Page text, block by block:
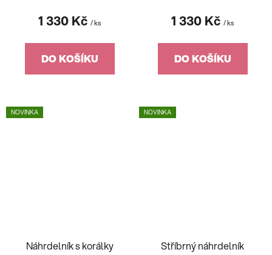
1 330 Kč / ks
DO KOŠÍKU
1 330 Kč / ks
DO KOŠÍKU
NOVINKA
Náhrdelník s korálky
NOVINKA
Stříbrný náhrdelník